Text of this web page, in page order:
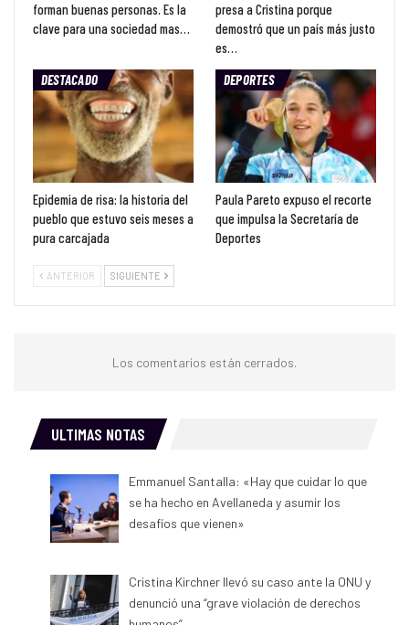
forman buenas personas. Es la
clave para una sociedad mas…
presa a Cristina porque
demostró que un país más justo
es…
DESTACADO
Epidemia de risa: la historia del
pueblo que estuvo seis meses a
pura carcajada
DEPORTES
Paula Pareto expuso el recorte
que impulsa la Secretaría de
Deportes
ANTERIOR SIGUIENTE
Los comentarios están cerrados.
ULTIMAS NOTAS
Emmanuel Santalla: «Hay que cuidar lo que
se ha hecho en Avellaneda y asumir los
desafíos que vienen»
Cristina Kirchner llevó su caso ante la ONU y
denunció una “grave violación de derechos